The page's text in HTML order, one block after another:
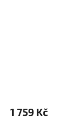
produktu
je
1 759 Kč